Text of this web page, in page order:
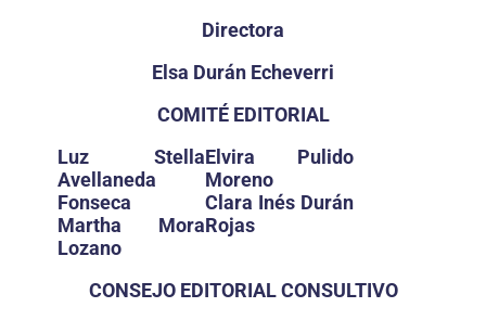
Directora
Elsa Durán Echeverri
COMITÉ EDITORIAL
Luz Stella
Avellaneda
Fonseca
Martha Mora
Lozano
Elvira Pulido
Moreno
Clara Inés Durán
Rojas
CONSEJO EDITORIAL CONSULTIVO